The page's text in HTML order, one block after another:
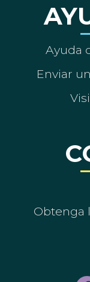
Ayuda
Enviar
Obtenga